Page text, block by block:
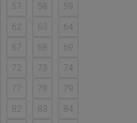
57 58
59
62 63
64
67 68
69
72 73
74
77 78
79
82 83
84